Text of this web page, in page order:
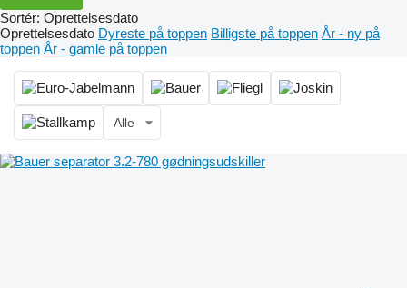
Sortér: Oprettelsesdato
Oprettelsesdato Dyreste på toppen Billigste på toppen År - ny på
toppen År - gamle på toppen
Alle